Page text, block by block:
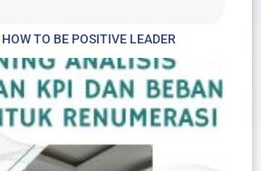
TO BE POSITIVE LEADER